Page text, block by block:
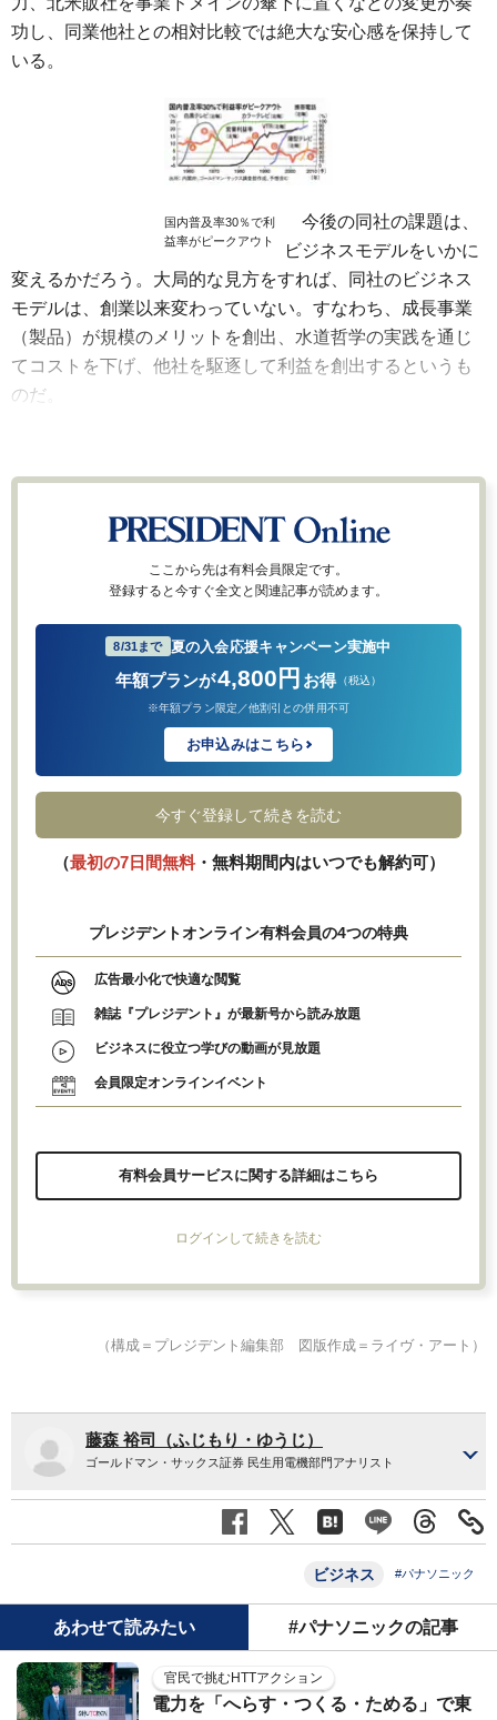
功し、同業他社との相対比較では絶大な安心感を保持して
いる。
国内普及率30％で利
益率がピークアウト
今後の同社の課題は、
ビジネスモデルをいかに
変えるかだろう。大局的な見方をすれば、同社のビジネス
モデルは、創業以来変わっていない。すなわち、成長事業
（製品）が規模のメリットを創出、水道哲学の実践を通じ
てコストを下げ、他社を駆逐して利益を創出するというも
のだ。
ここから先は有料会員限定です。
登録すると今すぐ全文と関連記事が読めます。
8/31まで 夏の入会応援キャンペーン実施中
年額プランが4,800円 お得 （税込）
※年額プラン限定／他割引との併用不可
お申込みはこちら
今すぐ登録して続きを読む
（最初の7日間無料・無料期間内はいつでも解約可）
プレジデントオンライン有料会員の4つの特典
広告最小化で快適な閲覧
雑誌『プレジデント』が最新号から読み放題
ビジネスに役立つ学びの動画が見放題
会員限定オンラインイベント
有料会員サービスに関する詳細はこちら
ログインして続きを読む
（構成＝プレジデント編集部 図版作成＝ライヴ・アート）
藤森 裕司（ふじもり・ゆうじ）
ゴールドマン・サックス証券 民生用電機部門アナリスト
ビジネス #パナソニック
あわせて読みたい #パナソニックの記事
官民で挑むHTTアクション
電力を「へらす・つくる・ためる」で東